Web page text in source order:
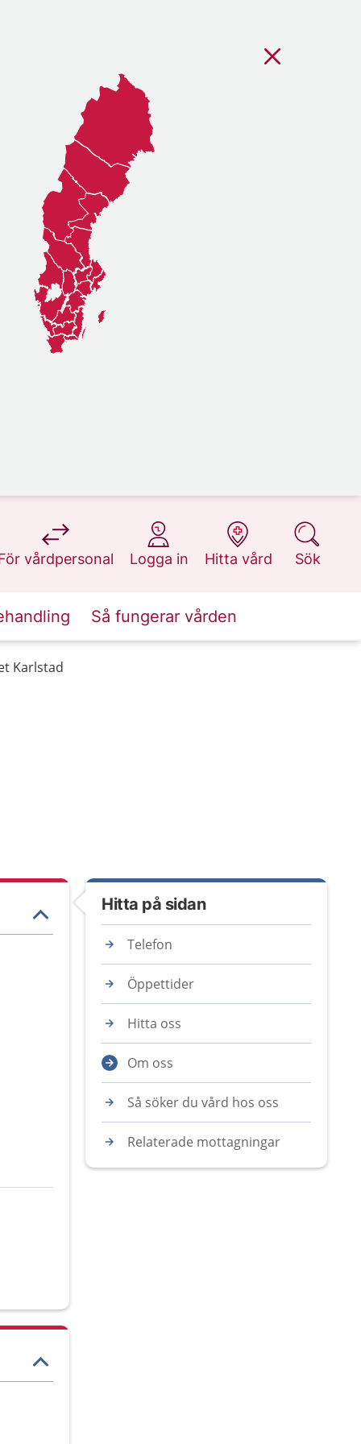
vårdpersonal
på 1177.se
Logga in
på 1177.se
Hitta vård
på 1177.se
Sök
på 1177.se
Så fungerar vården
Karlstad
Hitta på sidan
Telefon
Öppettider
Hitta oss
Om oss
Så söker du vård hos oss
Relaterade mottagningar